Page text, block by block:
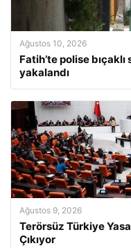
Ağustos 10, 2026
Fatih’te polise
yakalandı
Ağustos 9, 2026
Terörsüz Türkiye
Çıkıyor